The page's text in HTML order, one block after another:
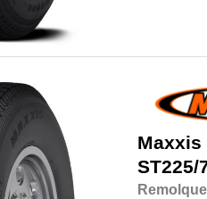
Maxxis
ST225/
Remolque